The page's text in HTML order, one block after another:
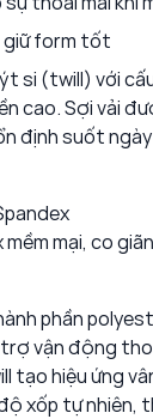
giữ form tốt
si (twill) với
cao. Sợi vải
định suốt
mại, co
phần
vận động
tạo hiệu ứng
xốp tự nhiên,